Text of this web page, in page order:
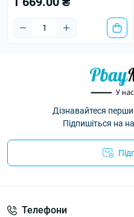
Дізнавайтеся
Підпишіться на
Телефони